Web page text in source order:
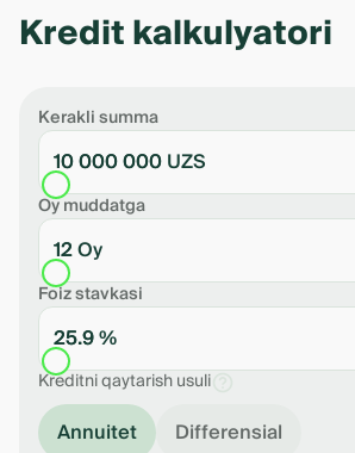
Kredit kalkulyatori
Kerakli summa
10 000 000 UZS
Oy muddatga
12 Oy
Foiz stavkasi
25.9 %
Kreditni qaytarish usuli
Annuitet Differensial